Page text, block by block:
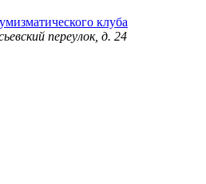
клуба
переулок, д. 24